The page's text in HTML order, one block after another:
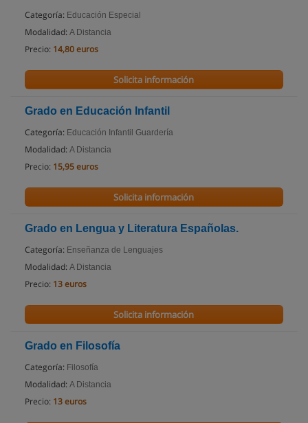
Categoría: Educación Especial
Modalidad: A Distancia
Precio: 14,80 euros
Solicita información
Grado en Educación Infantil
Categoría: Educación Infantil Guardería
Modalidad: A Distancia
Precio: 15,95 euros
Solicita información
Grado en Lengua y Literatura Españolas.
Categoría: Enseñanza de Lenguajes
Modalidad: A Distancia
Precio: 13 euros
Solicita información
Grado en Filosofía
Categoría: Filosofía
Modalidad: A Distancia
Precio: 13 euros